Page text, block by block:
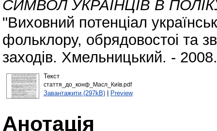
СИМВОЛ УКРАЇНЦІВ В
"Виховний потенціал
фольклору, обрядовостоі та
заходів. Хмельницький. -
Текст
стаття_до_конф_Масл_Київ.pdf
Завантажити (297kB)| Preview
Анотація